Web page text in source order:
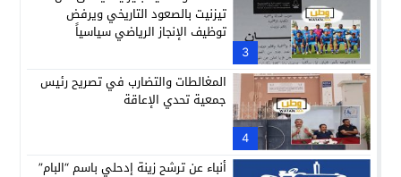
3
تيزنيت بالصعود التاريخي ويرفض
توظيف الإنجاز الرياضي سياسياً
4
المغالطات والتضارب في تصريح رئيس
جمعية تحدي الإعاقة
أنباء عن ترشح زينة إدحلي باسم “البام”